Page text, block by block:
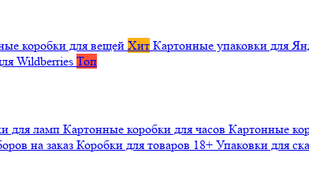
коробки для вещей Хит Картонные упаковки для
Wildberries Топ
для ламп Картонные коробки для часов Картонные
на заказ Коробки для товаров 18+ Упаковки для